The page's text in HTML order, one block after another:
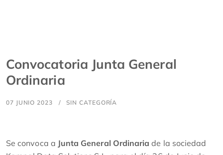
Convocatoria Junta General
Ordinaria
07 JUNIO 2023 SIN CATEGORÍA
Se convoca a Junta General Ordinaria de la sociedad